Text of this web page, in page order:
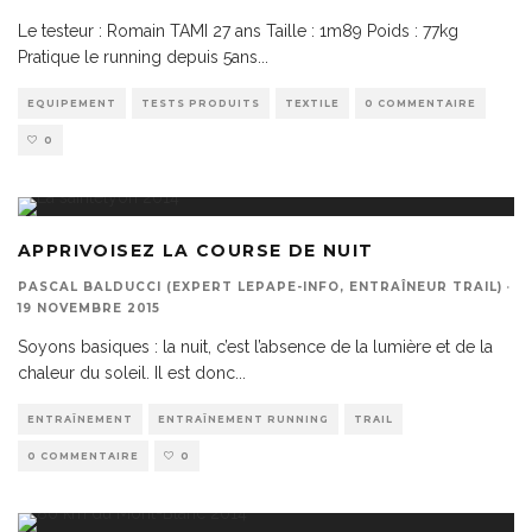
Le testeur : Romain TAMI 27 ans Taille : 1m89 Poids : 77kg
Pratique le running depuis 5ans
EQUIPEMENT TESTS PRODUITS TEXTILE 0 COMMENTAIRE
0
APPRIVOISEZ LA COURSE DE NUIT
PASCAL BALDUCCI (EXPERT LEPAPE-INFO, ENTRAÎNEUR TRAIL) ·
19 NOVEMBRE 2015
Soyons basiques : la nuit, c’est l’absence de la lumière et de la
chaleur du soleil. Il est donc
ENTRAÎNEMENT ENTRAÎNEMENT RUNNING TRAIL
0 COMMENTAIRE 0